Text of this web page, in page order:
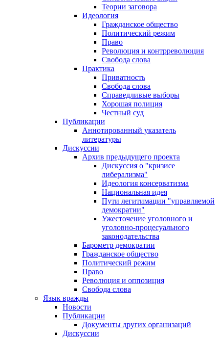
Теории заговора
Идеология
Гражданское общество
Политический режим
Право
Революция и контрреволюция
Свобода слова
Практика
Приватность
Свобода слова
Справедливые выборы
Хорошая полиция
Честный суд
Публикации
Аннотированный указатель
литературы
Дискуссии
Архив предыдущего проекта
Дискуссия о "кризисе
либерализма"
Идеология консерватизма
Национальная идея
Пути легитимации "управляемой
демократии"
Ужесточение уголовного и
уголовно-процесуального
законодательства
Барометр демократии
Гражданское общество
Политический режим
Право
Революция и оппозиция
Свобода слова
Язык вражды
Новости
Публикации
Документы других организаций
Дискуссии